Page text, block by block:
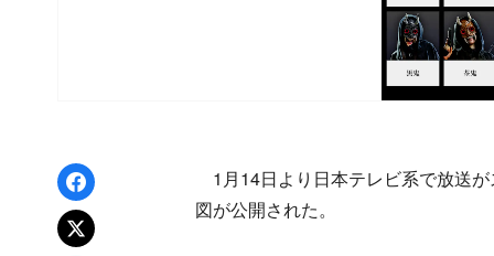
Facebookでシェア
xでポスト
1月14日より日本テレビ系で放送
図が公開された。